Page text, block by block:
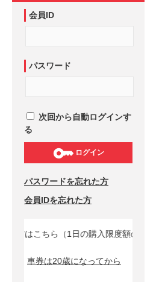
会員ID
パスワード
次回から自動ログインす
る
ログイン
パスワードを忘れた方
会員IDを忘れた方
ちら（1日の購入限度額の設定）↓
車券は20歳になってから